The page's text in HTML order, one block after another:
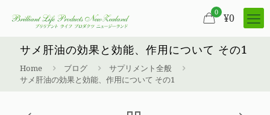
0 ¥0
サメ肝油の効果と効能、作用について その1
Home ブログ
サプリメント全般
サメ肝油の効果と効能、作用について その1